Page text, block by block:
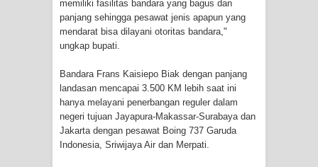
dan Penanaman Padi di Merauke
Tersangka Kasus Korupsi Jalan
Lingkar
Papuan Artisans Take Center Stage
memiliki fasilitas bandara yang bagus dan
panjang sehingga pesawat jenis apapun yang
mendarat bisa dilayani otoritas bandara,"
ungkap bupati.
Bandara Frans Kaisiepo Biak dengan panjang
landasan mencapai 3.500 KM lebih saat ini
hanya melayani penerbangan reguler dalam
negeri tujuan Jayapura-Makassar-Surabaya dan
Jakarta dengan pesawat Boing 737 Garuda
Indonesia, Sriwijaya Air dan Merpati.